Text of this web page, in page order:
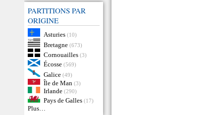
PARTITIONS PAR
ORIGINE
Asturies (10)
Bretagne (673)
Cornouailles (3)
Écosse (569)
Galice (49)
Île de Man (3)
Irlande (290)
Pays de Galles (17)
Plus…